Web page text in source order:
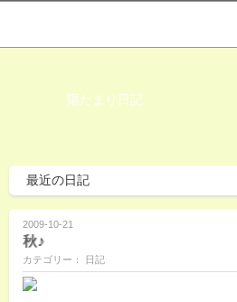
陽だまり日記
2009-10-21
秋♪
カテゴリー： 日記